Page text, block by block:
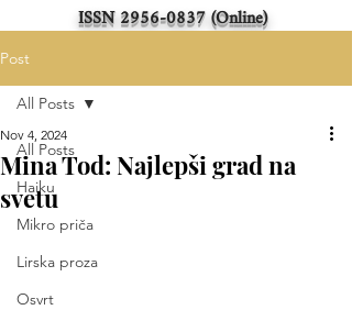
ISSN2956-0837(Online)
Post
All Posts
Haiku
Mikro priča
Lirska proza
Osvrt
All Posts
Mina Tod: Najlepši grad na
svetu
Nov 4, 2024